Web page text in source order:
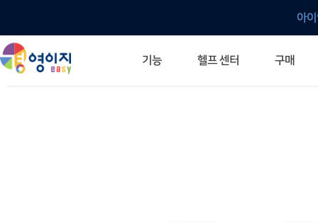
아
기능 헬프 센터 구매